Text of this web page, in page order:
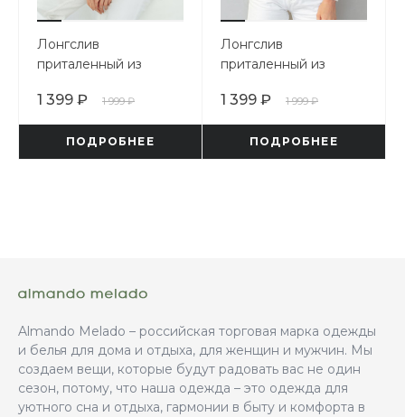
Лонгслив
приталенный из
1 399 ₽ 1 999 ₽
ПОДРОБНЕЕ
Лонгслив
приталенный из
1 399 ₽ 1 999 ₽
ПОДРОБНЕЕ
Almando Melado – российская торговая марка одежды
и белья для дома и отдыха, для женщин и мужчин. Мы
создаем вещи, которые будут радовать вас не один
сезон, потому, что наша одежда – это одежда для
уютного сна и отдыха, гармонии в быту и комфорта в